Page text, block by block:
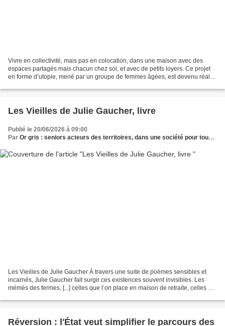
Vivre en collectivité, mais pas en colocation, dans une maison avec des
espaces partagés mais chacun chez soi, et avec de petits loyers. Ce projet
en forme d’utopie, mené par un groupe de femmes âgées, est devenu réalité
Les Vieilles de Julie Gaucher, livre
Publié le 20/06/2026 à 09:00
Par Or gris : seniors acteurs des territoires, dans une société pour tous les âges
Les Vieilles de Julie Gaucher À travers une suite de poèmes sensibles et
incarnés, Julie Gaucher fait surgir ces existences souvent invisibles. Les
mémés des fermes, [...] celles que l’on place en maison de retraite, celles qui
Réversion : l'État veut simplifier le parcours des